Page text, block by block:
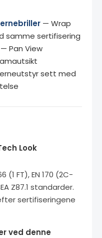
— Wrap
samme sertifisering
— Pan View
sett med
Look
(1 FT), EN 170 (2C-
Z87.1 standarder.
sertifiseringene
ved denne